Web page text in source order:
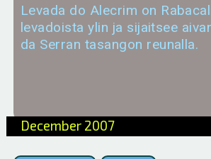
Levada do Alecrim on
levadoista ylin ja sijaitsee
da Serran tasangon reunalla.
December 2007